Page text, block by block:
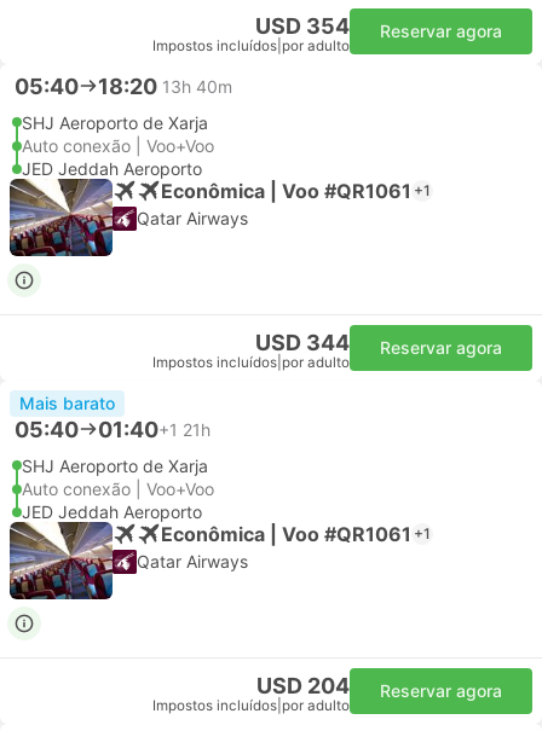
USD 354
Impostos incluídos por adulto
Reservar agora
05:40 18:20 13h 40m
SHJ Aeroporto de Xarja
Auto conexão | Voo+Voo
JED Jeddah Aeroporto
Econômica | Voo #QR1061 +1
Qatar Airways
USD 344
Impostos incluídos por adulto
Reservar agora
Mais barato
05:40 01:40+1 21h
SHJ Aeroporto de Xarja
Auto conexão | Voo+Voo
JED Jeddah Aeroporto
Econômica | Voo #QR1061 +1
Qatar Airways
USD 204
Impostos incluídos por adulto
Reservar agora